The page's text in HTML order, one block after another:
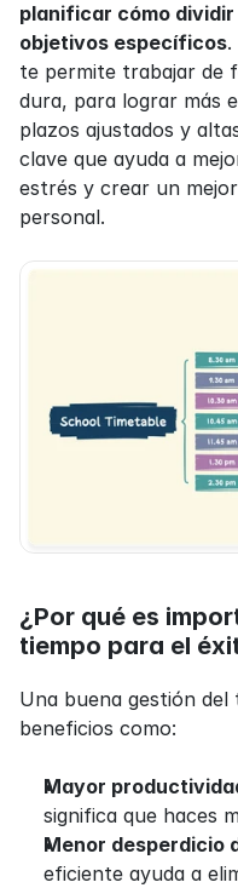
planificar cómo
objetivos específicos.
te permite trabajar de
dura, para lograr más
plazos ajustados y
clave que ayuda a
estrés y crear un
personal.
¿Por qué es
tiempo para el
Una buena gestión
beneficios como:
Mayor
significa que haces
Menor desperdicio
eficiente ayuda a